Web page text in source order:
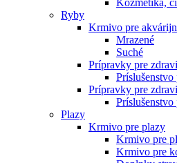
Ryby
Krmivo pre
Mrazené
Suché
Prípravky pre
Príslušenstvo
Prípravky pre
Príslušenstvo
Plazy
Krmivo pre plazy
Krmivo pre
Krmivo pre